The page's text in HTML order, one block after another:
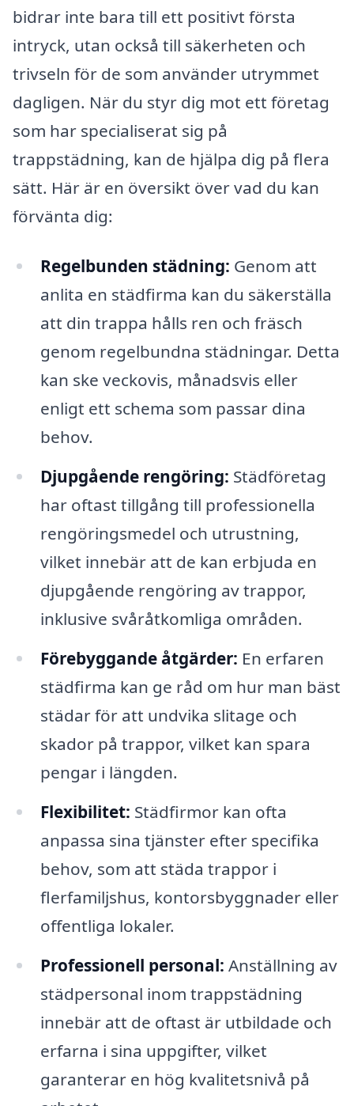
bidrar inte bara till ett positivt första
intryck, utan också till säkerheten och
trivseln för de som använder utrymmet
dagligen. När du styr dig mot ett företag
som har specialiserat sig på
trappstädning, kan de hjälpa dig på flera
sätt. Här är en översikt över vad du kan
förvänta dig:
Regelbunden städning: Genom att
anlita en städfirma kan du säkerställa
att din trappa hålls ren och fräsch
genom regelbundna städningar. Detta
kan ske veckovis, månadsvis eller
enligt ett schema som passar dina
behov.
Djupgående rengöring: Städföretag
har oftast tillgång till professionella
rengöringsmedel och utrustning,
vilket innebär att de kan erbjuda en
djupgående rengöring av trappor,
inklusive svåråtkomliga områden.
Förebyggande åtgärder: En erfaren
städfirma kan ge råd om hur man bäst
städar för att undvika slitage och
skador på trappor, vilket kan spara
pengar i längden.
Flexibilitet: Städfirmor kan ofta
anpassa sina tjänster efter specifika
behov, som att städa trappor i
flerfamiljshus, kontorsbyggnader eller
offentliga lokaler.
Professionell personal: Anställning av
städpersonal inom trappstädning
innebär att de oftast är utbildade och
erfarna i sina uppgifter, vilket
garanterar en hög kvalitetsnivå på